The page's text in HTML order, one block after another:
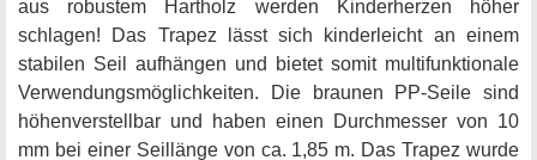
aus robustem Hartholz werden Kinderherzen höher
schlagen! Das Trapez lässt sich kinderleicht an einem
stabilen Seil aufhängen und bietet somit multifunktionale
Verwendungsmöglichkeiten. Die braunen PP-Seile sind
höhenverstellbar und haben einen Durchmesser von 10
mm bei einer Seillänge von ca. 1,85 m. Das Trapez wurde